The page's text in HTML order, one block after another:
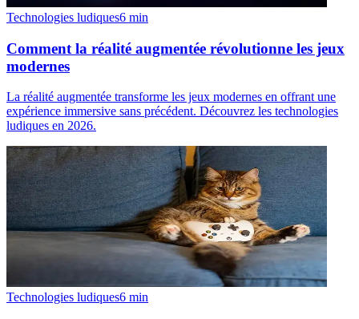
Technologies ludiques6 min
Comment la réalité augmentée révolutionne les jeux
modernes
La réalité augmentée transforme les jeux modernes en offrant une
expérience immersive sans précédent. Découvrez les technologies
ludiques en 2026.
Technologies ludiques6 min